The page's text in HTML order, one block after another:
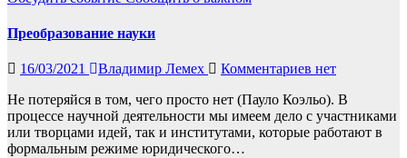
Преобразование науки
16/03/2021 Владимир Лемех
Комментариев нет
Не потеряйся в том, чего просто нет (Пауло Коэльо). В
процессе научной деятельности мы имеем дело с участниками
или творцами идей, так и институтами, которые работают в
формальным режиме юридического…